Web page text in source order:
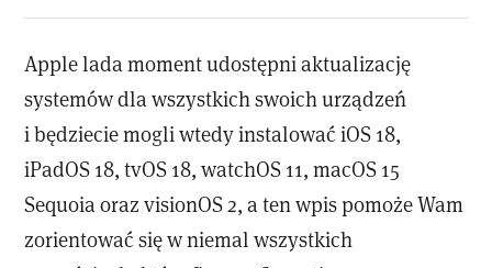
Apple lada moment udostępni aktualizację
systemów dla wszystkich swoich urządzeń
i będziecie mogli wtedy instalować iOS 18,
iPadOS 18, tvOS 18, watchOS 11, macOS 15
Sequoia oraz visionOS 2, a ten wpis pomoże Wam
zorientować się w niemal wszystkich